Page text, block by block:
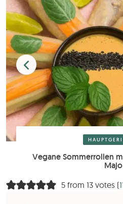
Vegane Sommerrollen
Majo
5 from 13 votes (